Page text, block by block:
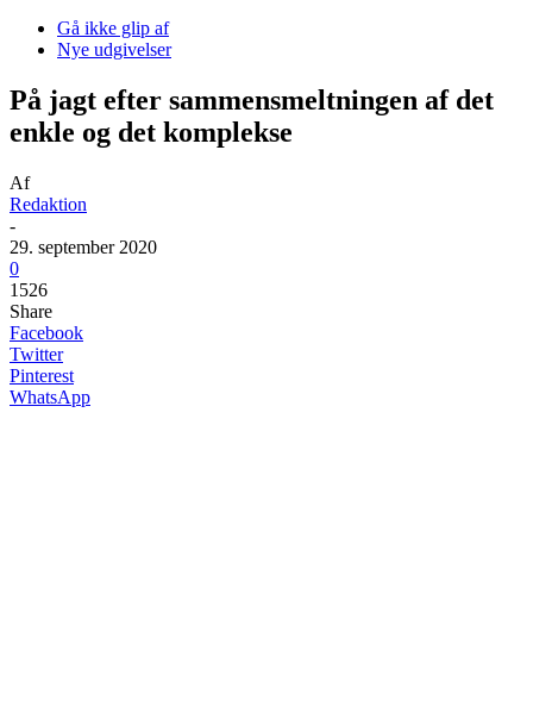
Gå ikke glip af
Nye udgivelser
På jagt efter sammensmeltningen af det
enkle og det komplekse
Af
Redaktion
-
29. september 2020
0
1526
Share
Facebook
Twitter
Pinterest
WhatsApp